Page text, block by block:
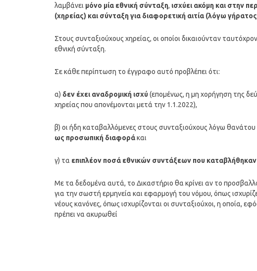
λαμβάνει μόνο μία εθνική σύνταξη, ισχύει ακόμη και στην
(χηρείας) και σύνταξη για διαφορετική αιτία (λόγω
Στους συνταξιούχους χηρείας, οι οποίοι δικαιούνταν
εθνική σύνταξη.
Σε κάθε περίπτωση το έγγραφο αυτό προβλέπει ότι:
α) δεν έχει αναδρομική ισχύ(επομένως, η μη χορήγηση της
χηρείας που απονέμονται μετά την 1.1.2022),
β) οι ήδη καταβαλλόμενες στους συνταξιούχους λόγω θανάτου
ως προσωπική διαφοράκαι
γ) τα επιπλέον ποσά εθνικών συντάξεων που
Με τα δεδομένα αυτά, το Δικαστήριο θα κρίνει αν το
για την σωστή ερμηνεία και εφαρμογή του νόμου, όπως
νέους κανόνες, όπως ισχυρίζονται οι συνταξιούχοι, η οποία,
πρέπει να ακυρωθεί